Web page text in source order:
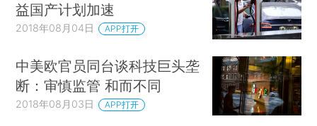
益国产计划加速
2018年08月04日 APP打开
中美欧官员同台谈科技巨头垄
断：审慎监管 和而不同
2018年08月03日 APP打开